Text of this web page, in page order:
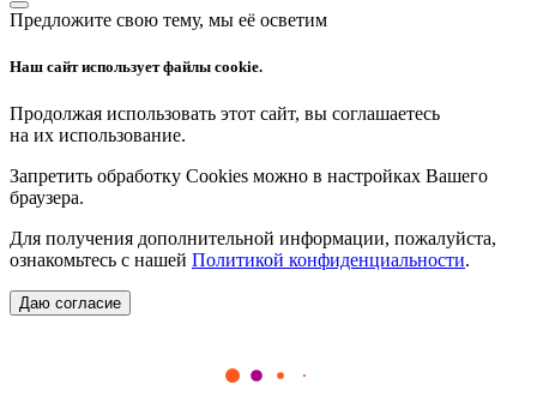
Предложите свою тему, мы её осветим
Наш сайт использует файлы cookie.
Продолжая использовать этот сайт, вы соглашаетесь
на их использование.
Запретить обработку Cookies можно в настройках Вашего
браузера.
Для получения дополнительной информации, пожалуйста,
ознакомьтесь с нашей Политикой конфиденциальности.
Даю согласие